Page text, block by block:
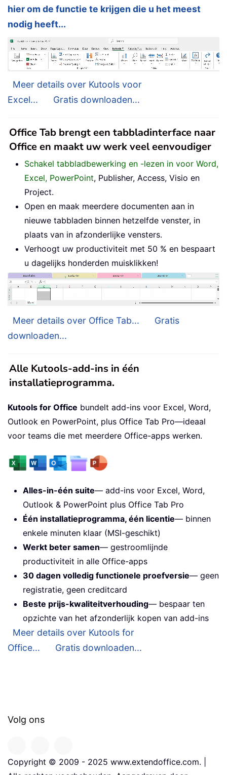
hier om de functie te krijgen die u het meest
nodig heeft...
Meer details over Kutools voor
Excel...
Gratis downloaden...
Office Tab brengt een tabbladinterface naar
Office en maakt uw werk veel eenvoudiger
Schakel tabbladbewerking en -lezen in voor Word,
Excel, PowerPoint, Publisher, Access, Visio en
Project.
Open en maak meerdere documenten aan in
nieuwe tabbladen binnen hetzelfde venster, in
plaats van in afzonderlijke vensters.
Verhoogt uw productiviteit met 50 % en bespaart
u dagelijks honderden muisklikken!
Meer details over Office Tab...
Gratis
downloaden...
Alle Kutools-add-ins in één
installatieprogramma.
Kutools for Office bundelt add-ins voor Excel, Word,
Outlook en PowerPoint, plus Office Tab Pro—ideaal
voor teams die met meerdere Office-apps werken.
Alles-in-één suite— add-ins voor Excel, Word,
Outlook & PowerPoint plus Office Tab Pro
Één installatieprogramma, één licentie— binnen
enkele minuten klaar (MSI-geschikt)
Werkt beter samen— gestroomlijnde
productiviteit in alle Office-apps
30 dagen volledig functionele proefversie— geen
registratie, geen creditcard
Beste prijs-kwaliteitverhouding— bespaar ten
opzichte van het afzonderlijk kopen van add-ins
Meer details over Kutools for
Office...
Gratis downloaden...
Volg ons
Copyright © 2009 - 2025 www.extendoffice.com. |